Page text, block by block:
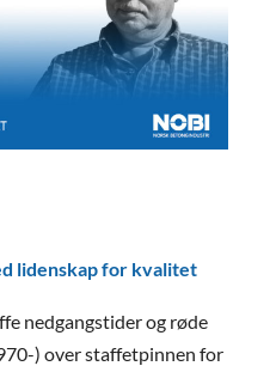
lidenskap for kvalitet
nedgangstider og røde
) over staffetpinnen for